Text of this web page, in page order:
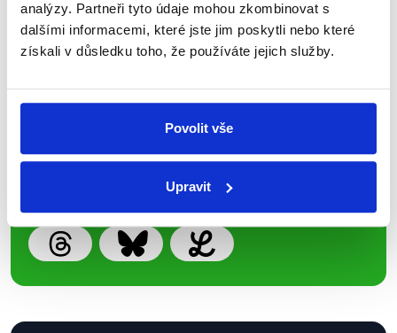
analýzy. Partneři tyto údaje mohou zkombinovat s
dalšími informacemi, které jste jim poskytli nebo které
získali v důsledku toho, že používáte jejich služby.
Povolit vše
Upravit
Sociální sítě
z Demagog.cz. Sdílením našich
příspěvků přátelům podpoříte naši
práci.